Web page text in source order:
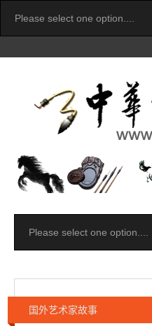
国外艺术家故事